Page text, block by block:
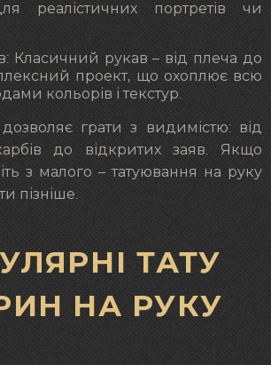
реалістичних портретів чи
Класичний рукав – від плеча до
проект, що охоплює всю
кольорів і текстур.
грати з видимістю: від
до відкритих заяв. Якщо
з малого – татуювання на руку
пізніше.
ТАТУ
НА РУКУ